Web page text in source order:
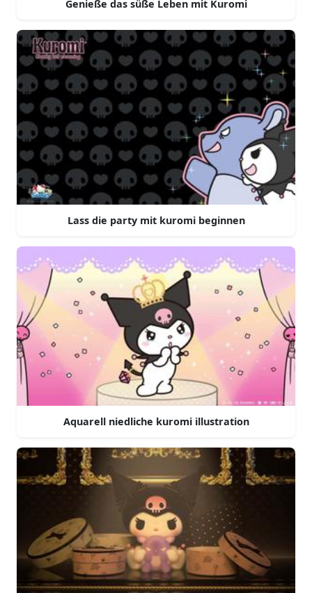
Genieße das süße Leben mit Kuromi
Lass die party mit kuromi beginnen
Aquarell niedliche kuromi illustration